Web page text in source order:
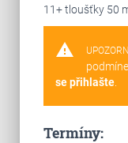
11+ tloušťky 50
warning
se přihlašte.
Termíny: